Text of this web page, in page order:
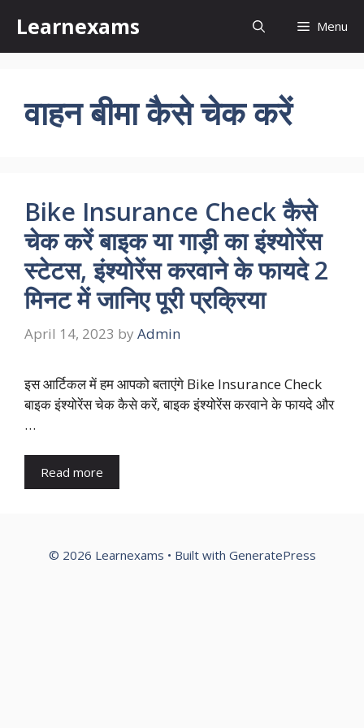
content
Learnexams Menu
वाहन बीमा कैसे चेक करें
Bike Insurance Check कैसे
चेक करें बाइक या गाड़ी का इंश्योरेंस
स्टेटस, इंश्योरेंस करवाने के फायदे 2
मिनट में जानिए पूरी प्रक्रिया
April 14, 2023 by Admin
इस आर्टिकल में हम आपको बताएंगे Bike Insurance Check
बाइक इंश्योरेंस चेक कैसे करें, बाइक इंश्योरेंस करवाने के फायदे और
…
Read more
© 2026 Learnexams • Built with GeneratePress